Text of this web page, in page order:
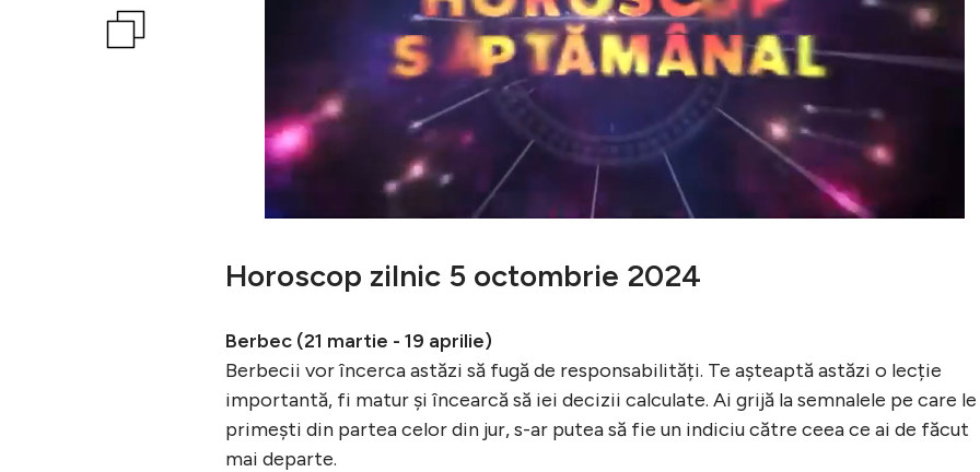
Horoscop zilnic 5 octombrie 2024
Berbec (21 martie - 19 aprilie)
Berbecii vor încerca astăzi să fugă de responsabilități. Te așteaptă astăzi o lecție
importantă, fi matur și încearcă să iei decizii calculate. Ai grijă la semnalele pe care le
primești din partea celor din jur, s-ar putea să fie un indiciu către ceea ce ai de făcut
mai departe.